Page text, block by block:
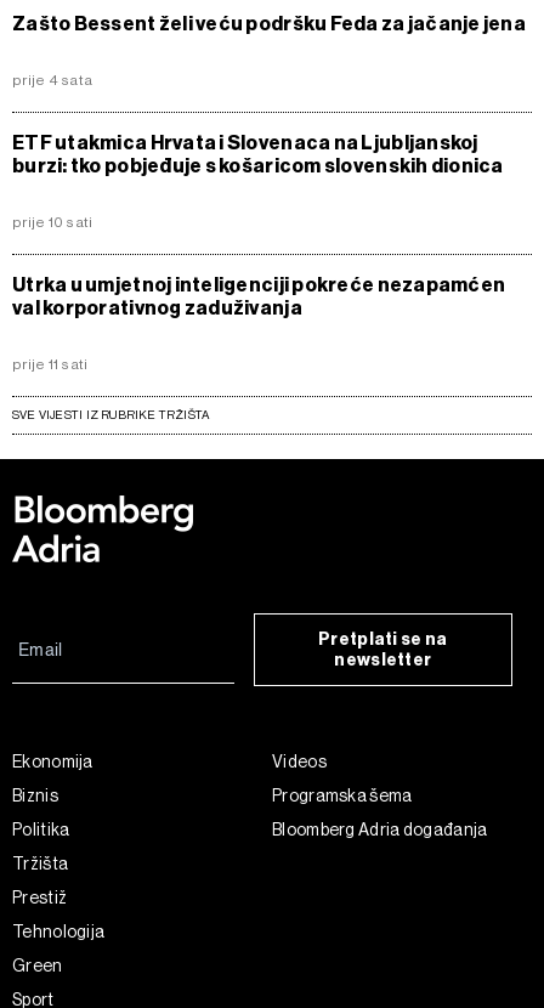
Zašto Bessent želi veću podršku Feda za jačanje jena
prije 4 sata
ETF utakmica Hrvata i Slovenaca na Ljubljanskoj
burzi: tko pobjeđuje s košaricom slovenskih dionica
prije 10 sati
Utrka u umjetnoj inteligenciji pokreće nezapamćen
val korporativnog zaduživanja
prije 11 sati
SVE VIJESTI IZ RUBRIKE TRŽIŠTA
Pretplati se na
newsletter
Ekonomija
Biznis
Politika
Tržišta
Prestiž
Tehnologija
Green
Sport
Videos
Programska šema
Bloomberg Adria događanja